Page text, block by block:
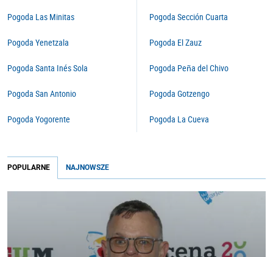
Pogoda Las Minitas
Pogoda Yenetzala
Pogoda Santa Inés Sola
Pogoda San Antonio
Pogoda Yogorente
Pogoda Sección Cuarta
Pogoda El Zauz
Pogoda Peña del Chivo
Pogoda Gotzengo
Pogoda La Cueva
POPULARNE NAJNOWSZE